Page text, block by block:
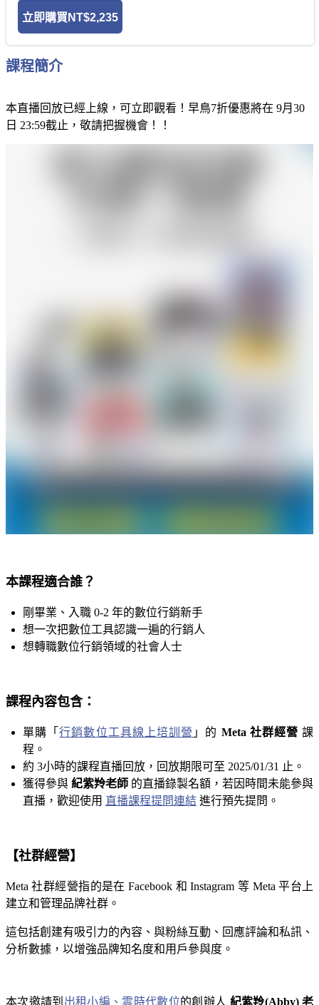
立即購買 NT$2,235
課程簡介
本直播回放已經上線，可立即觀看！早鳥7折優惠將在 9月30
日 23:59截止，敬請把握機會！！
本課程適合誰？
剛畢業、入職 0-2 年的數位行銷新手
想一次把數位工具認識一遍的行銷人
想轉職數位行銷領域的社會人士
課程內容包含：
單購「行銷數位工具線上培訓營 」的 Meta 社群經營 課
程。
約 3小時的課程直播回放，回放期限可至 2025/01/31 止。
獲得參與 紀紫羚老師 的直播錄製名額，若因時間未能參與
直播，歡迎使用 直播課程提問連結 進行預先提問。
【社群經營】
Meta 社群經營指的是在 Facebook 和 Instagram 等 Meta 平台上
建立和管理品牌社群。
這包括創建有吸引力的內容、與粉絲互動、回應評論和私訊、
分析數據，以增強品牌知名度和用戶參與度。
本次邀請到 出租小編、雲時代數位的創辦人 紀紫羚(Abby) 老